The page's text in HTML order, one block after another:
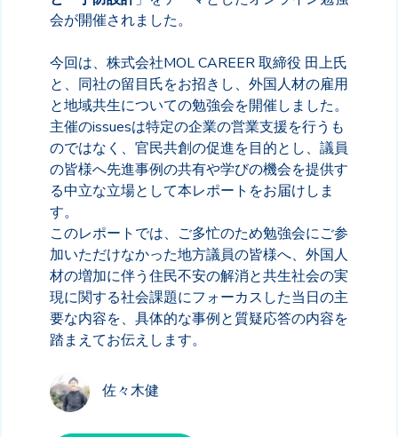
会が開催されました。
今回は、株式会社MOL CAREER 取締役 田上氏
と、同社の留目氏をお招きし、外国人材の雇用
と地域共生についての勉強会を開催しました。
主催のissuesは特定の企業の営業支援を行うも
のではなく、官民共創の促進を目的とし、議員
の皆様へ先進事例の共有や学びの機会を提供す
る中立な立場として本レポートをお届けしま
す。
このレポートでは、ご多忙のため勉強会にご参
加いただけなかった地方議員の皆様へ、外国人
材の増加に伴う住民不安の解消と共生社会の実
現に関する社会課題にフォーカスした当日の主
要な内容を、具体的な事例と質疑応答の内容を
踏まえてお伝えします。
佐々木健